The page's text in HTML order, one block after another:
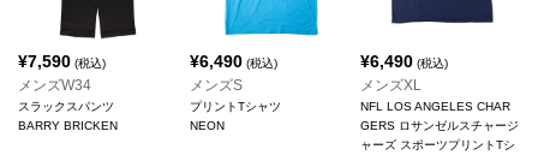
¥7,590 (税込)
メンズW34
スラックスパンツ
BARRY BRICKEN
¥6,490(税込)
メンズS
プリントTシャツ
NEON
¥6,490 (税込)
メンズXL
NFL LOS ANGELES CHAR
GERS ロサンゼルスチャージ
ャーズ スポーツプリントTシ